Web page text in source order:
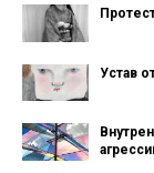
Устав